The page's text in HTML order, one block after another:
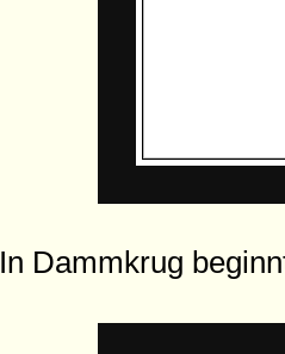
In Dammkrug